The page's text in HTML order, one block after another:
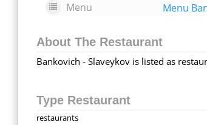
Menu
Menu
About The Restaurant
Bankovich - Slaveykov is listed as
Type Restaurant
restaurants